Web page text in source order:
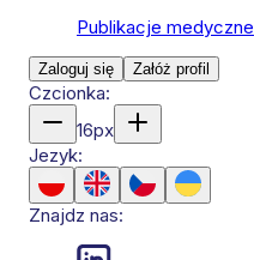
Publikacje medyczne
Zaloguj się Załóż profil
Czcionka:
16px
Jezyk:
Znajdz nas: